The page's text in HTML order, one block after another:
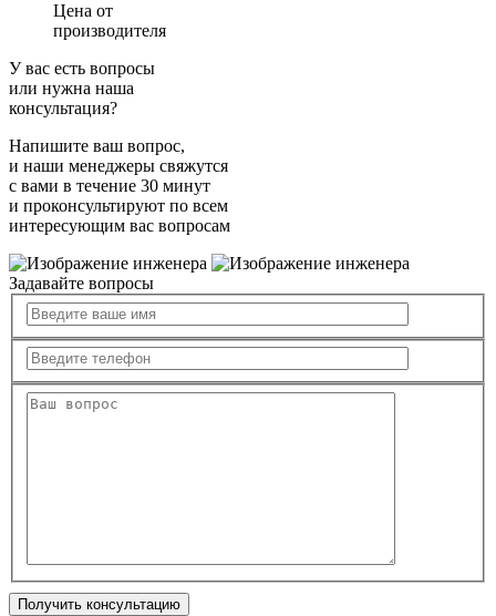
Цена от
производителя
У вас есть вопросы
или нужна наша
консультация?
Напишите ваш вопрос,
и наши менеджеры свяжутся
с вами в течение 30 минут
и проконсультируют по всем
интересующим вас вопросам
Задавайте вопросы